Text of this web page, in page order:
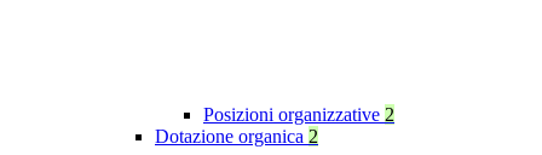
Posizioni organizzative 2
Dotazione organica 2